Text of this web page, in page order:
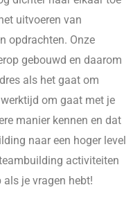
uitvoeren van
opdrachten. Onze
gebouwd en daarom
als het gaat om
om gaat met je
manier kennen en dat
naar een hoger level
activiteiten
je vragen hebt!